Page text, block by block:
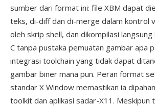
sumber dari format ini: file XBM dapat
teks, di-diff dan di-merge dalam kontrol
oleh skrip shell, dan dikompilasi
C tanpa pustaka pemuatan gambar apa
integrasi toolchain yang tidak dapat
gambar biner mana pun. Peran format
standar X Window memastikan ia
toolkit dan aplikasi sadar-X11. Meskipun